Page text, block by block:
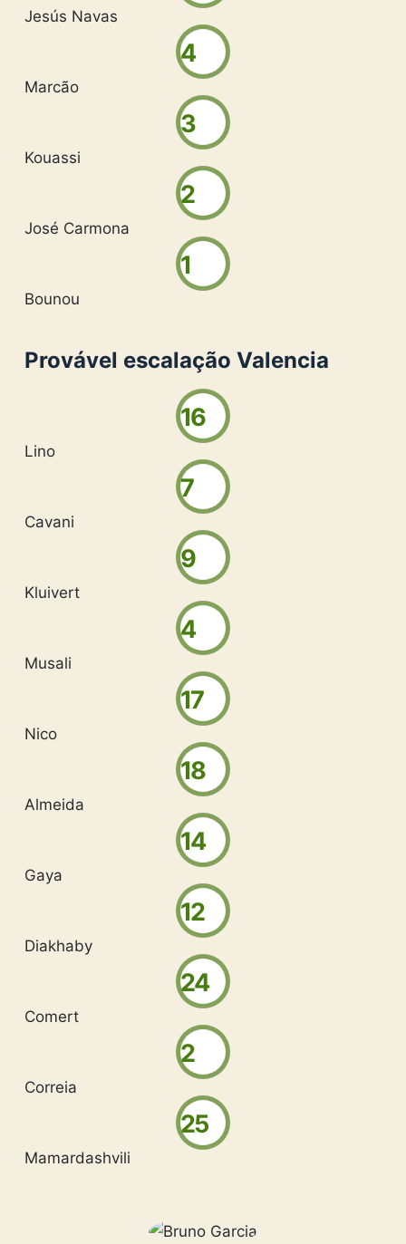
Jesús Navas
4
Marcão
3
Kouassi
2
José Carmona
1
Bounou
Provável escalação Valencia
16
Lino
7
Cavani
9
Kluivert
4
Musali
17
Nico
18
Almeida
14
Gaya
12
Diakhaby
24
Comert
2
Correia
25
Mamardashvili